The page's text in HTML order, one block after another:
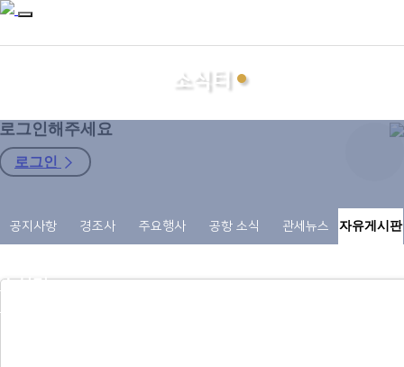
로그인해주세요
로그인
지회소개
관세사
소식터
소식터
공지사항 경조사 주요행사 공항 소식 관세뉴스 자유게시판